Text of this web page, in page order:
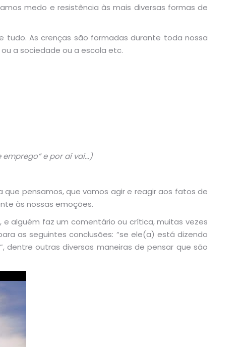
medo e resistência às mais diversas formas de
tudo. As crenças são formadas durante toda nossa
a sociedade ou a escola etc.
emprego” e por aí vai…)
pensamos, que vamos agir e reagir aos fatos de
às nossas emoções.
e alguém faz um comentário ou crítica, muitas vezes
as seguintes conclusões: “se ele(a) está dizendo
dentre outras diversas maneiras de pensar que são